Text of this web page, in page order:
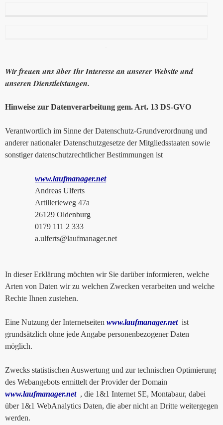
Wir freuen uns über Ihr Interesse an unserer Website und
unseren Dienstleistungen.
Hinweise zur Datenverarbeitung gem. Art. 13 DS-GVO
Verantwortlich im Sinne der Datenschutz-Grundverordnung und
anderer nationaler Datenschutzgesetze der Mitgliedsstaaten sowie
sonstiger datenschutzrechtlicher Bestimmungen ist
www.laufmanager.net
Andreas Ulferts
Artillerieweg 47a
26129 Oldenburg
0179 111 2 333
a.ulferts@laufmanager.net
In dieser Erklärung möchten wir Sie darüber informieren, welche
Arten von Daten wir zu welchen Zwecken verarbeiten und welche
Rechte Ihnen zustehen.
Eine Nutzung der Internetseiten www.laufmanager.netist
grundsätzlich ohne jede Angabe personenbezogener Daten
möglich.
Zwecks statistischen Auswertung und zur technischen Optimierung
des Webangebots ermittelt der Provider der Domain
www.laufmanager.net, die 1&1 Internet SE, Montabaur, dabei
über 1&1 WebAnalytics Daten, die aber nicht an Dritte weitergegen
werden.